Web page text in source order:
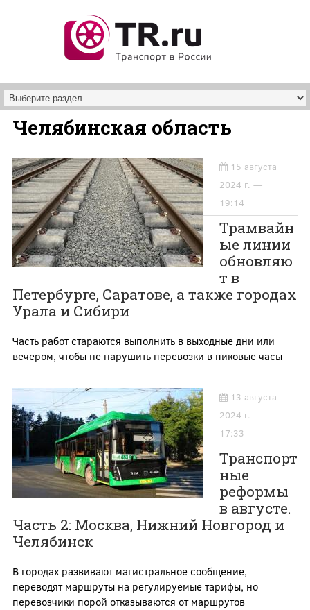
Челябинская область
15 августа
2024 г. —
19:14
Трамвайн
ые линии
обновляю
т в
Петербурге, Саратове, а также городах
Урала и Сибири
Часть работ стараются выполнить в выходные дни или
вечером, чтобы не нарушить перевозки в пиковые часы
13 августа
2024 г. —
17:33
Транспорт
ные
реформы
в августе.
Часть 2: Москва, Нижний Новгород и
Челябинск
В городах развивают магистральное сообщение,
переводят маршруты на регулируемые тарифы, но
перевозчики порой отказываются от маршрутов